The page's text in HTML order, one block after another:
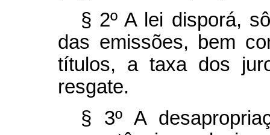
§ 2º A lei disporá,
das emissões, bem
títulos, a taxa dos
resgate.
§ 3º A